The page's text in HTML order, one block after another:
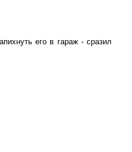
его в гараж - сразил